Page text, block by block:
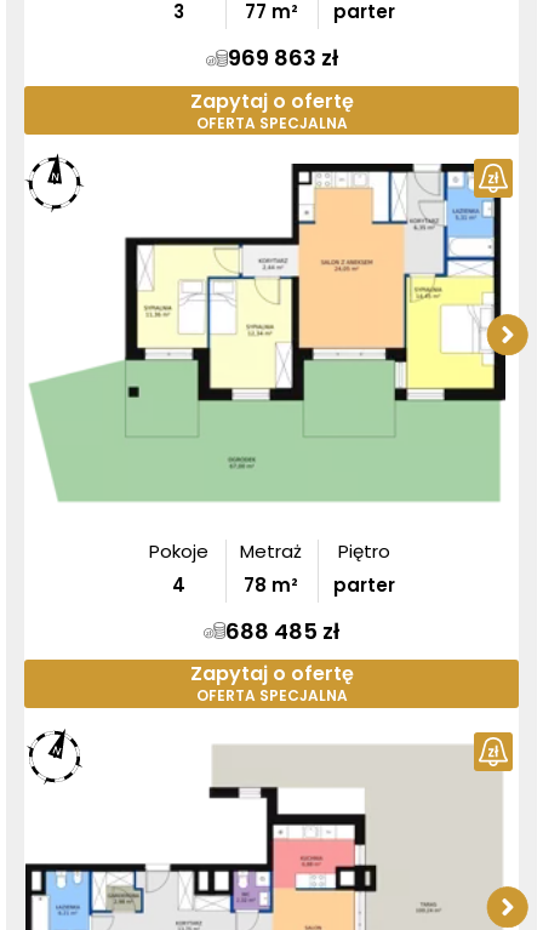
3 77 m² parter
969 863 zł
Zapytaj o ofertę
OFERTA SPECJALNA
Pokoje
4
Metraż
78 m²
Piętro
parter
688 485 zł
Zapytaj o ofertę
OFERTA SPECJALNA